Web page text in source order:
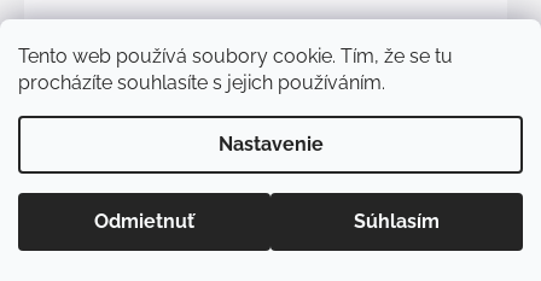
Tento web používá soubory cookie. Tím, že se tu
procházíte souhlasíte s jejich používáním.
Nastavenie
Odmietnuť Súhlasím
Informácie pre vás